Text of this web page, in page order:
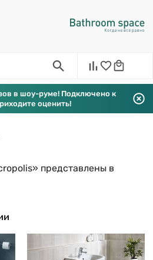
в шоу-руме! Подключено к
оценить!
представлены в